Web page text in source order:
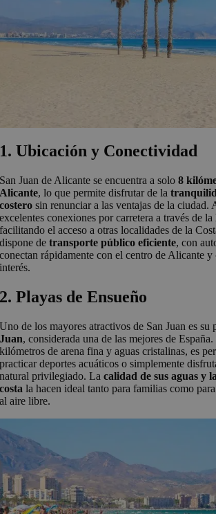
1. Ubicación y Conectividad
San Juan de Alicante se encuentra a solo8
Alicante, lo que permite disfrutar de la
costero sin renunciar a las ventajas de la ciudad.
excelentes conexiones por carretera a través de la
facilitando el acceso a otras localidades de la
dispone detransporte público eficiente, con
conectan rápidamente con el centro de Alicante y
interés.
2. Playas de Ensueño
Uno de los mayores atractivos de San Juan es su
Juan, considerada una de las mejores de
kilómetros de arena fina y aguas cristalinas, es
practicar deportes acuáticos o simplemente
natural privilegiado. Lacalidad de sus aguas y
costa la hacen ideal tanto para familias como
al aire libre.